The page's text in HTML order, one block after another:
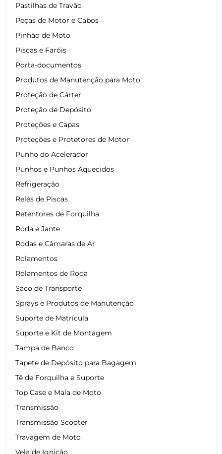
Pastilhas de Travão
Peças de Motor e Cabos
Pinhão de Moto
Piscas e Faróis
Porta-documentos
Produtos de Manutenção para Moto
Proteção de Cárter
Proteção de Depósito
Proteções e Capas
Proteções e Protetores de Motor
Punho do Acelerador
Punhos e Punhos Aquecidos
Refrigeração
Relés de Piscas
Retentores de Forquilha
Roda e Jante
Rodas e Câmaras de Ar
Rolamentos
Rolamentos de Roda
Saco de Transporte
Sprays e Produtos de Manutenção
Suporte de Matrícula
Suporte e Kit de Montagem
Tampa de Banco
Tapete de Depósito para Bagagem
Tê de Forquilha e Suporte
Top Case e Mala de Moto
Transmissão
Transmissão Scooter
Travagem de Moto
Vela de Ignição